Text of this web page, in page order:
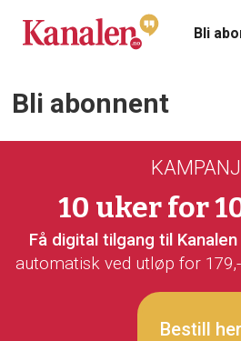
Bli
Bli
abonnent
kanalen
Bli abonnent
10 uker for
Få digital tilgang til
automatisk ved utløp for
Bestill